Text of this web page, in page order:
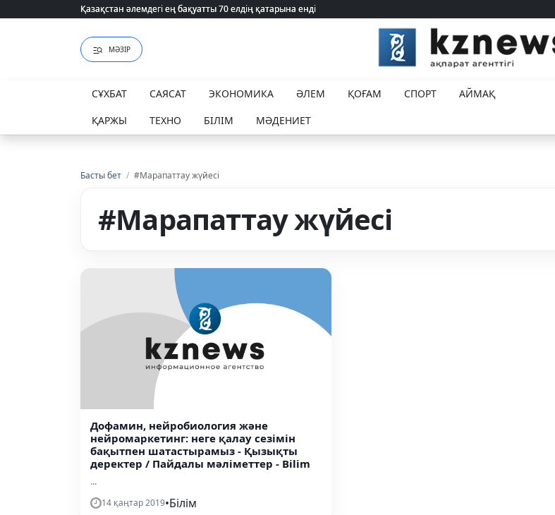
Қазақстан әлемдегі ең бақуатты 70 елдің қатарына енді
Қазақстан әлемдегі ең бақуатты 70 елдің қатарына енді
МӘЗІР
СҰХБАТ САЯСАТ ЭКОНОМИКА ӘЛЕМ ҚОҒАМ СПОРТ
АЙМАҚ
ҚАРЖЫ
ТЕХНО БІЛІМ МӘДЕНИЕТ
Басты бет / #Марапаттау жүйесі
#Марапаттау жүйесі
Дофамин, нейробиология және
нейромаркетинг: неге қалау сезімін
бақытпен шатастырамыз - Қызықты
деректер / Пайдалы мәліметтер - Bilim
...
14 қаңтар 2019•Білім